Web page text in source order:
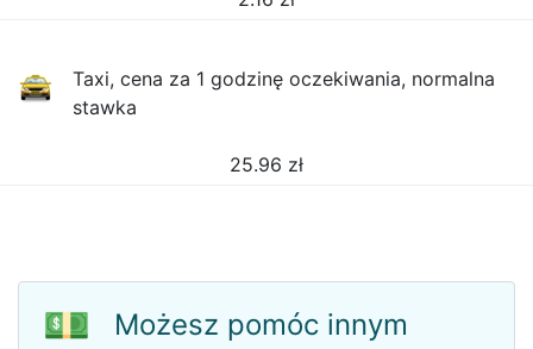
Taxi, cena za 1 godzinę oczekiwania, normalna
stawka
25.96 zł
💵
Możesz pomóc innym